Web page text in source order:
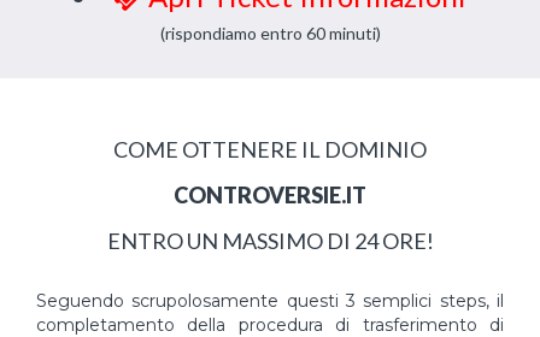
(rispondiamo entro 60 minuti)
COME OTTENERE IL DOMINIO
CONTROVERSIE.IT
ENTRO UN MASSIMO DI 24 ORE!
Seguendo scrupolosamente questi 3 semplici steps, il
completamento della procedura di trasferimento di